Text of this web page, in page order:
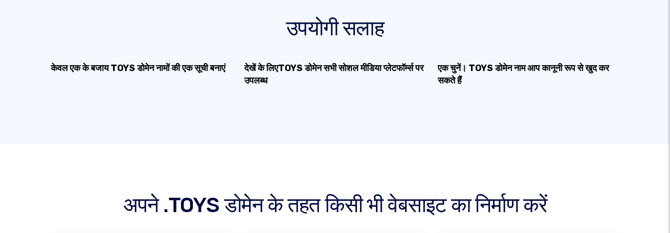
उपयोगी सलाह
केवल एक के बजाय TOYS डोमेन नामों की एक सूची बनाएं
देखें के लिएTOYS डोमेन सभी सोशल मीडिया प्लेटफॉर्म्स पर
उपलब्ध
एक चुनें। TOYS डोमेन नाम आप कानूनी रूप से खुद कर
सकते हैं
अपने .TOYS डोमेन के तहत किसी भी वेबसाइट का निर्माण करें